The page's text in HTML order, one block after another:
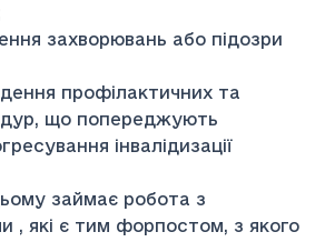
захворювань або підозри
профілактичних та
що попереджують
інвалідизації
займає робота з
, які є тим форпостом, з якого